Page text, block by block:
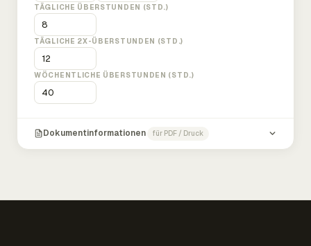
TÄGLICHE ÜBERSTUNDEN (STD.)
TÄGLICHE 2X-ÜBERSTUNDEN (STD.)
WÖCHENTLICHE ÜBERSTUNDEN (STD.)
Dokumentinformationen für PDF / Druck